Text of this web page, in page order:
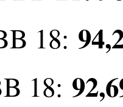
18:
18: